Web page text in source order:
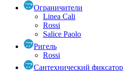
Ограничители
Linea Cali
Rossi
Salice Paolo
Ригель
Rossi
Сантехнический фиксатор